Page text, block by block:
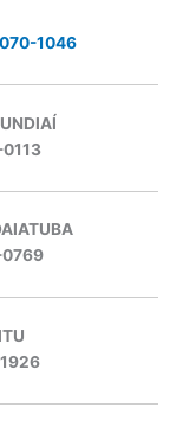
1046
0113
0769
1926